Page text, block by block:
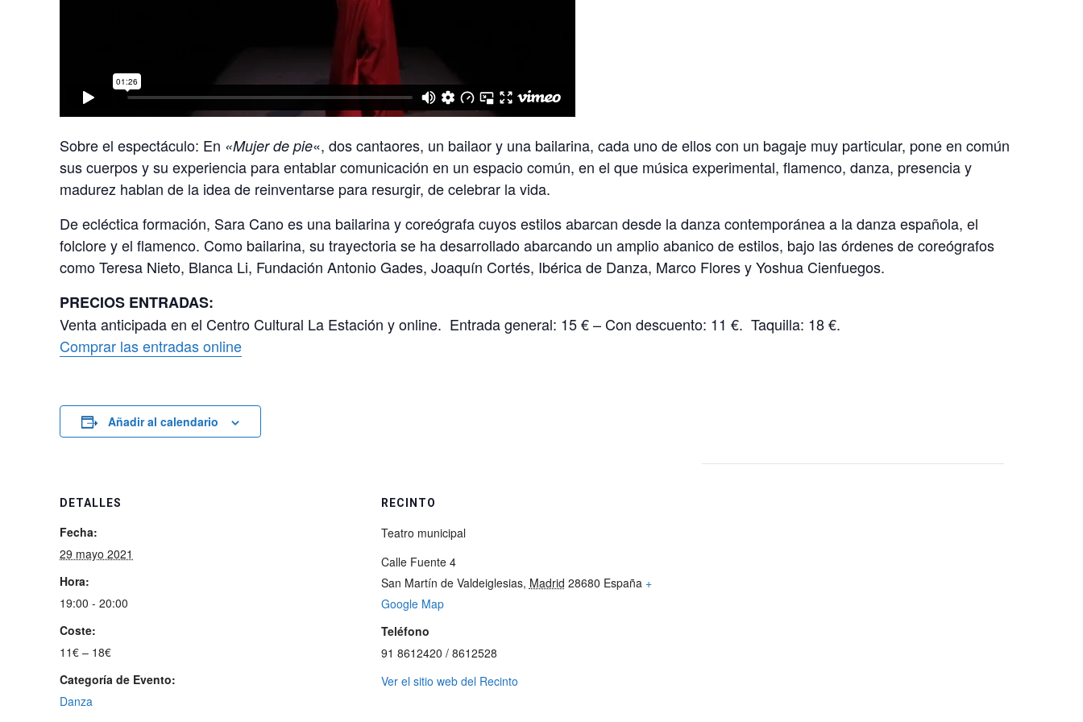
Sobre el espectáculo: En «Mujer de pie«, dos cantaores, un bailaor y una bailarina, cada uno de ellos con un bagaje muy particular, pone en común
sus cuerpos y su experiencia para entablar comunicación en un espacio común, en el que música experimental, flamenco, danza, presencia y
madurez hablan de la idea de reinventarse para resurgir, de celebrar la vida.
De ecléctica formación, Sara Cano es una bailarina y coreógrafa cuyos estilos abarcan desde la danza contemporánea a la danza española, el
folclore y el flamenco. Como bailarina, su trayectoria se ha desarrollado abarcando un amplio abanico de estilos, bajo las órdenes de coreógrafos
como Teresa Nieto, Blanca Li, Fundación Antonio Gades, Joaquín Cortés, Ibérica de Danza, Marco Flores y Yoshua Cienfuegos.
PRECIOS ENTRADAS:
Venta anticipada en el Centro Cultural La Estación y online. Entrada general: 15 € – Con descuento: 11 €. Taquilla: 18 €.
Comprar las entradas online
Añadir al calendario
DETALLES
Fecha:
29 mayo 2021
Hora:
19:00 - 20:00
Coste:
11€ – 18€
Categoría de Evento:
Danza
RECINTO
Teatro municipal
Calle Fuente 4
San Martín de Valdeiglesias, Madrid 28680 España +
Google Map
Teléfono
91 8612420 / 8612528
Ver el sitio web del Recinto